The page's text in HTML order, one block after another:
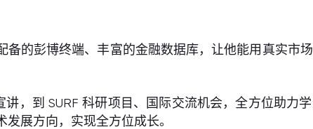
备的彭博终端、丰富的金融数据库，让他能用真实市
，到 SURF 科研项目、国际交流机会，全方位助力
展方向，实现全方位成长。